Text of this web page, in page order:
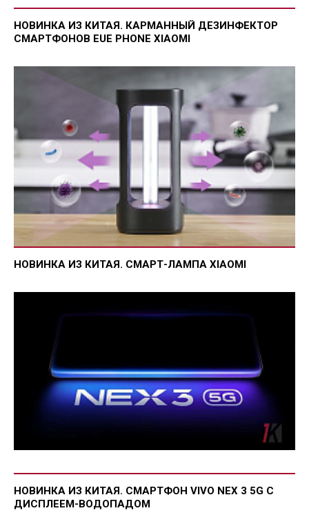
НОВИНКА ИЗ КИТАЯ. КАРМАННЫЙ ДЕЗИНФЕКТОР
СМАРТФОНОВ EUE PHONE XIAOMI
НОВИНКА ИЗ КИТАЯ. СМАРТ-ЛАМПА XIAOMI
НОВИНКА ИЗ КИТАЯ. СМАРТФОН VIVO NEX 3 5G С
ДИСПЛЕЕМ-ВОДОПАДОМ